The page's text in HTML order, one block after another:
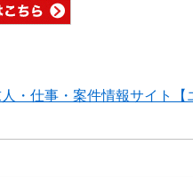
・仕事・案件情報サイト【